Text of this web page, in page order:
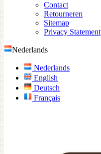
Contact
Retourneren
Sitemap
Privacy Statement
Nederlands
Nederlands
English
Deutsch
Français